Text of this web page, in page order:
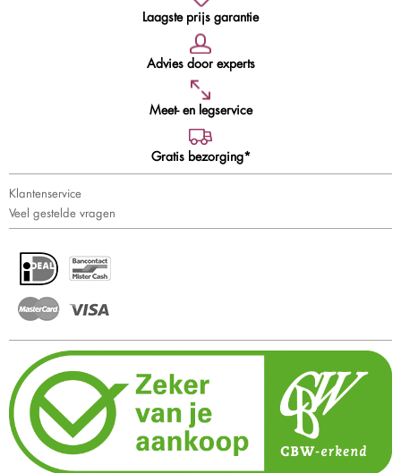
Laagste prijs garantie
Advies door experts
Meet- en legservice
Gratis bezorging*
Klantenservice
Veel gestelde vragen